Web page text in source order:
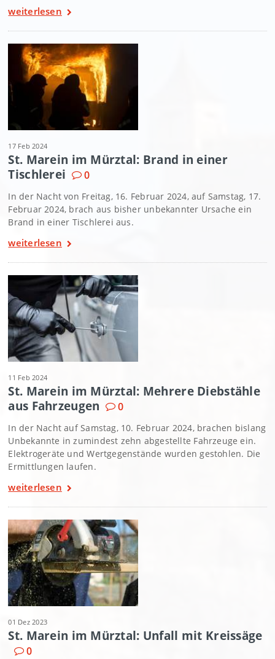
weiterlesen
17 Feb 2024
St. Marein im Mürztal: Brand in einer
Tischlerei
0
In der Nacht von Freitag, 16. Februar 2024, auf Samstag, 17.
Februar 2024, brach aus bisher unbekannter Ursache ein
Brand in einer Tischlerei aus.
weiterlesen
11 Feb 2024
St. Marein im Mürztal: Mehrere Diebstähle
aus Fahrzeugen
0
In der Nacht auf Samstag, 10. Februar 2024, brachen bislang
Unbekannte in zumindest zehn abgestellte Fahrzeuge ein.
Elektrogeräte und Wertgegenstände wurden gestohlen. Die
Ermittlungen laufen.
weiterlesen
01 Dez 2023
St. Marein im Mürztal: Unfall mit Kreissäge
0